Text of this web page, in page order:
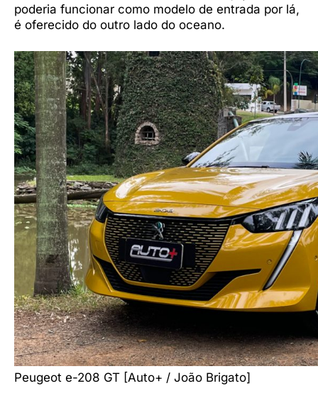
poderia funcionar como modelo de entrada por lá,
é oferecido do outro lado do oceano.
Peugeot e-208 GT [Auto+ / João Brigato]